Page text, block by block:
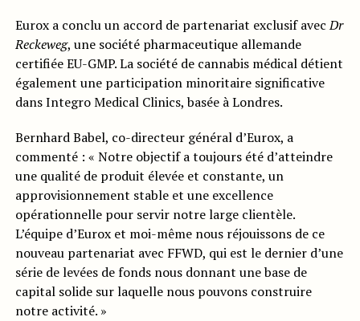
Eurox a conclu un accord de partenariat exclusif avecDr
Reckeweg, une société pharmaceutique allemande
certifiée EU-GMP. La société de cannabis médical détient
également une participation minoritaire significative
dans Integro Medical Clinics, basée à Londres.
Bernhard Babel, co-directeur général d’Eurox, a
commenté : « Notre objectif a toujours été d’atteindre
une qualité de produit élevée et constante, un
approvisionnement stable et une excellence
opérationnelle pour servir notre large clientèle.
L’équipe d’Eurox et moi-même nous réjouissons de ce
nouveau partenariat avec FFWD, qui est le dernier d’une
série de levées de fonds nous donnant une base de
capital solide sur laquelle nous pouvons construire
notre activité. »